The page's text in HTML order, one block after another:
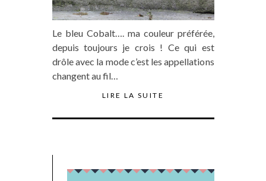
Le bleu Cobalt…. ma couleur préférée,
depuis toujours je crois ! Ce qui est
drôle avec la mode c’est les appellations
changent au fil…
LIRE LA SUITE